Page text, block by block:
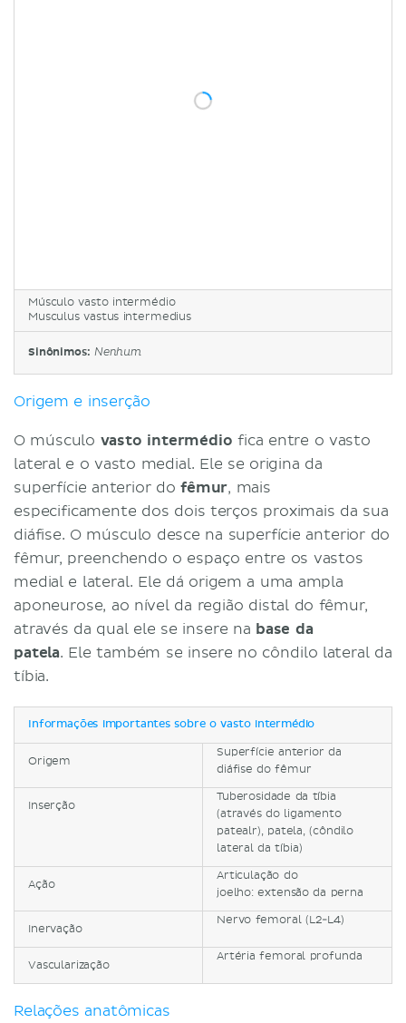
Músculo vasto intermédio
Musculus vastus intermedius
Sinônimos: Nenhum
Origem e inserção
O músculo vasto intermédio fica entre o vasto
lateral e o vasto medial. Ele se origina da
superfície anterior dofêmur, mais
especificamente dos dois terços proximais da sua
diáfise. O músculo desce na superfície anterior do
fêmur, preenchendo o espaço entre os vastos
medial e lateral. Ele dá origem a uma ampla
aponeurose, ao nível da região distal do fêmur,
através da qual ele se insere na base da
patela. Ele também se insere no côndilo lateral da
tíbia.
Informações importantes sobre o vasto intermédio
Origem
Superfície anterior da
diáfise do fêmur
Inserção
Tuberosidade da tíbia
(através do ligamento
patealr), patela, (côndilo
lateral da tíbia)
Ação
Articulação do
joelho: extensão da perna
Inervação
Nervo femoral (L2-L4)
Vascularização
Artéria femoral profunda
Relações anatômicas